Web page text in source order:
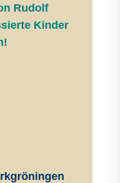
Rudolf
Kinder